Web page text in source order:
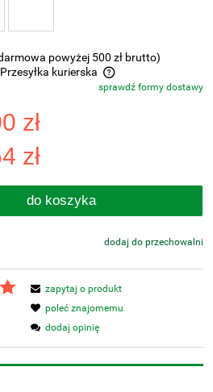
powyżej 500 zł brutto)
kurierska
kosztów płatnościsprawdź formy dostawy
zł
zł
do koszyka
dodaj do przechowalni
zapytaj o produkt
poleć znajomemu
dodaj opinię